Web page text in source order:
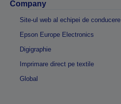
Company
Site-ul web al echipei de conducere
Epson Europe Electronics
Digigraphie
Imprimare direct pe textile
Global